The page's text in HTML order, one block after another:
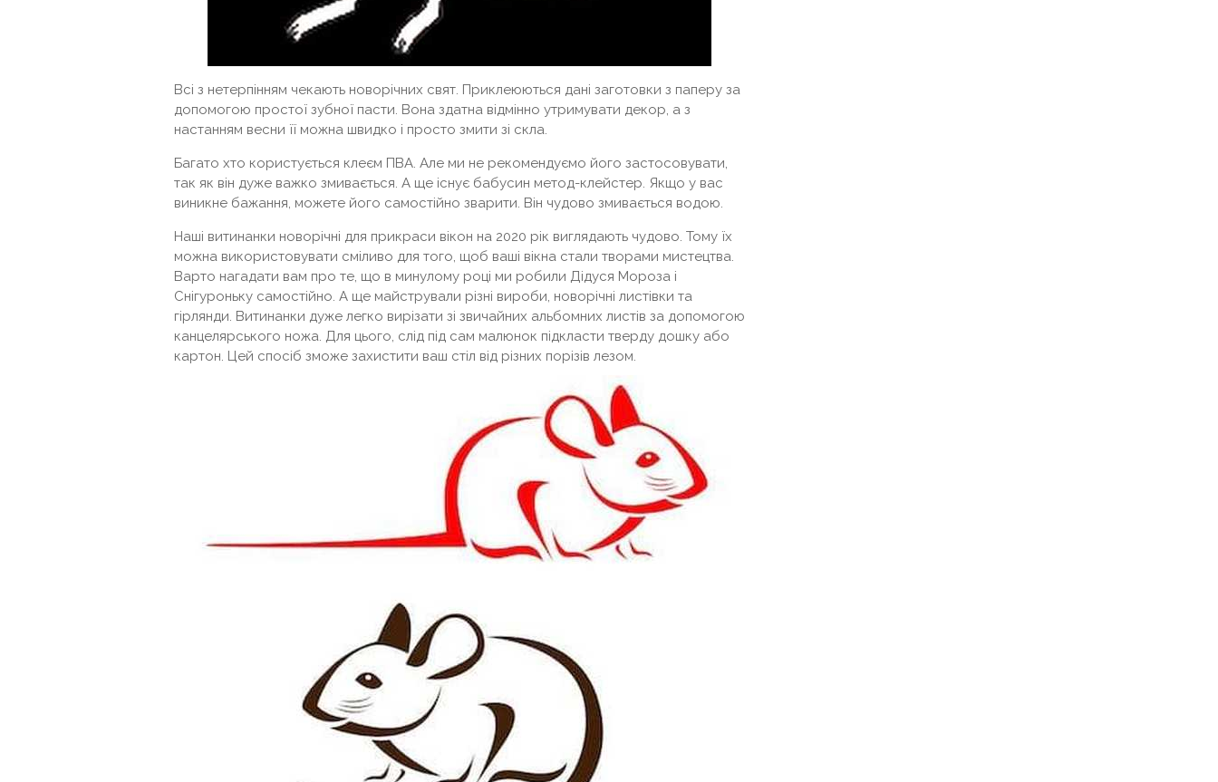
Всі з нетерпінням чекають новорічних свят. Приклеюються дані заготовки з паперу за
допомогою простої зубної пасти. Вона здатна відмінно утримувати декор, а з
настанням весни її можна швидко і просто змити зі скла.
Багато хто користується клеєм ПВА. Але ми не рекомендуємо його застосовувати,
так як він дуже важко змивається. А ще існує бабусин метод-клейстер. Якщо у вас
виникне бажання, можете його самостійно зварити. Він чудово змивається водою.
Наші витинанки новорічні для прикраси вікон на 2020 рік виглядають чудово. Тому їх
можна використовувати сміливо для того, щоб ваші вікна стали творами мистецтва.
Варто нагадати вам про те, що в минулому році ми робили Дідуся Мороза і
Снігуроньку самостійно. А ще майстрували різні вироби, новорічні листівки та
гірлянди. Витинанки дуже легко вирізати зі звичайних альбомних листів за допомогою
канцелярського ножа. Для цього, слід під сам малюнок підкласти тверду дошку або
картон. Цей спосіб зможе захистити ваш стіл від різних порізів лезом.